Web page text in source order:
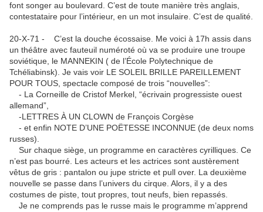
font songer au boulevard. C’est de toute manière très anglais,
contestataire pour l’intérieur, en un mot insulaire. C’est de qualité.
20-X-71 - C’est la douche écossaise. Me voici à 17h assis dans
un théâtre avec fauteuil numéroté où va se produire une troupe
soviétique, le MANNEKIN ( de l’École Polytechnique de
Tchéliabinsk). Je vais voir LE SOLEIL BRILLE PAREILLEMENT
POUR TOUS, spectacle composé de trois “nouvelles”:
- La Corneille de Cristof Merkel, “écrivain progressiste ouest
allemand”,
-LETTRES À UN CLOWN de François Corgèse
- et enfin NOTE D’UNE POËTESSE INCONNUE (de deux noms
russes).
Sur chaque siège, un programme en caractères cyrilliques. Ce
n’est pas bourré. Les acteurs et les actrices sont austèrement
vêtus de gris : pantalon ou jupe stricte et pull over. La deuxième
nouvelle se passe dans l’univers du cirque. Alors, il y a des
costumes de piste, tout propres, tout neufs, bien repassés.
Je ne comprends pas le russe mais le programme m’apprend